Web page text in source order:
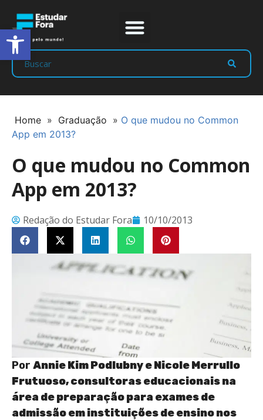
Home » Graduação » O que mudou no Common
App em 2013?
O que mudou no Common
App em 2013?
Redação do Estudar Fora 10/10/2013
Por Annie Kim Podlubny e Nicole Merrullo
Frutuoso, consultoras educacionais na
área de preparação para exames de
admissão em instituições de ensino nos
Abrir a barra de ferramentas